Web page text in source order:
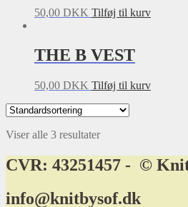
50,00 DKK Tilføj til kurv
THE B VEST
50,00 DKK Tilføj til kurv
Viser alle 3 resultater
CVR: 43251457 - ©
info@knitbysof.dk